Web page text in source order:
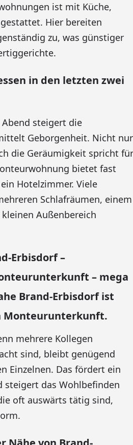
ist mit Küche,
Hier bereiten
zu, was günstiger
in den letzten zwei
Abend steigert die
Geborgenheit. Nicht nur
die Geräumigkeit spricht für
bietet fast
Hotelzimmer. Viele
Schlafräumen, einem
Außenbereich
Erbisdorf –
– mega
Brand-Erbisdorf ist
Monteurunterkunft.
mehrere Kollegen
sind, bleibt genügend
Einzelnen. Das fördert ein
steigert das Wohlbefinden
oft auswärts tätig sind,